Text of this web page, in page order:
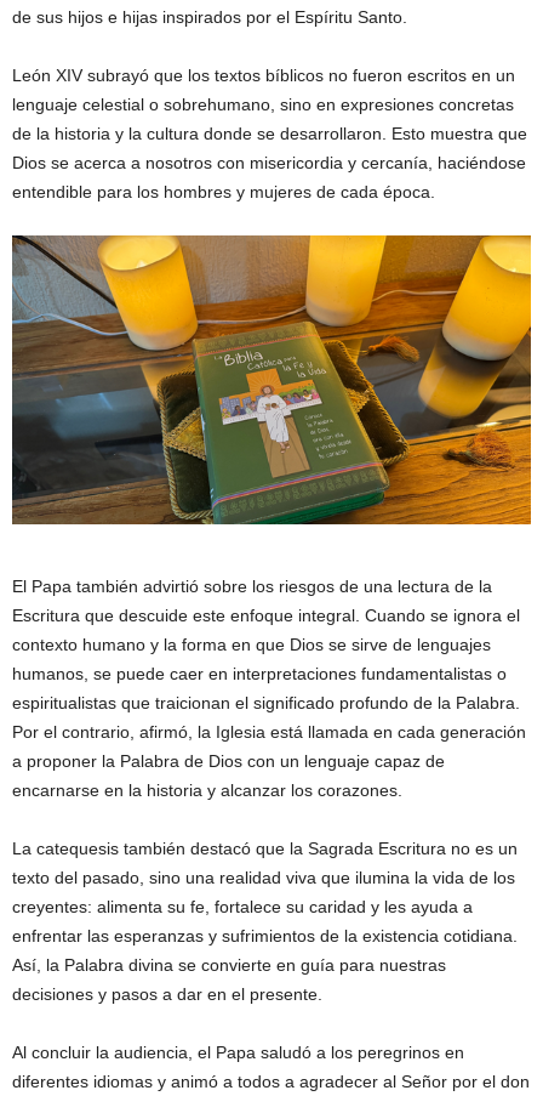
de sus hijos e hijas inspirados por el Espíritu Santo.
León XIV subrayó que los textos bíblicos no fueron escritos en un
lenguaje celestial o sobrehumano, sino en expresiones concretas
de la historia y la cultura donde se desarrollaron. Esto muestra que
Dios se acerca a nosotros con misericordia y cercanía, haciéndose
entendible para los hombres y mujeres de cada época.
El Papa también advirtió sobre los riesgos de una lectura de la
Escritura que descuide este enfoque integral. Cuando se ignora el
contexto humano y la forma en que Dios se sirve de lenguajes
humanos, se puede caer en interpretaciones fundamentalistas o
espiritualistas que traicionan el significado profundo de la Palabra.
Por el contrario, afirmó, la Iglesia está llamada en cada generación
a proponer la Palabra de Dios con un lenguaje capaz de
encarnarse en la historia y alcanzar los corazones.
La catequesis también destacó que la Sagrada Escritura no es un
texto del pasado, sino una realidad viva que ilumina la vida de los
creyentes: alimenta su fe, fortalece su caridad y les ayuda a
enfrentar las esperanzas y sufrimientos de la existencia cotidiana.
Así, la Palabra divina se convierte en guía para nuestras
decisiones y pasos a dar en el presente.
Al concluir la audiencia, el Papa saludó a los peregrinos en
diferentes idiomas y animó a todos a agradecer al Señor por el don